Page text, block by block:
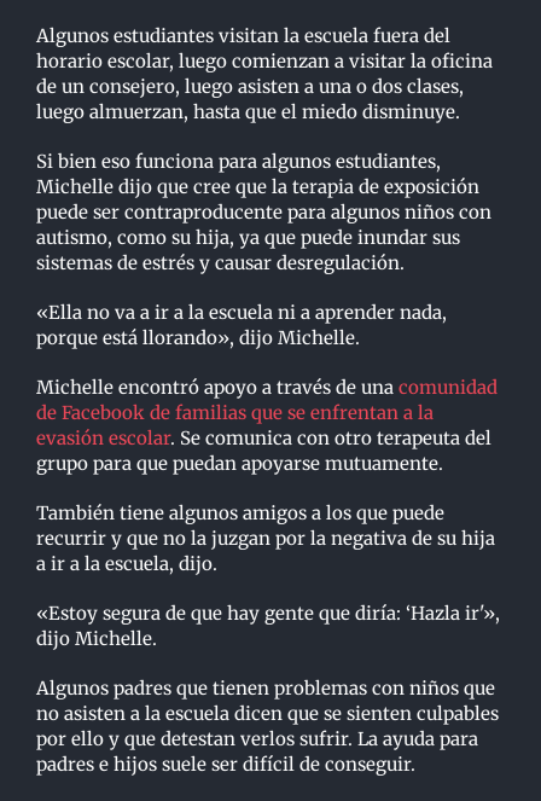
Algunos estudiantes visitan la escuela fuera del
horario escolar, luego comienzan a visitar la oficina
de un consejero, luego asisten a una o dos clases,
luego almuerzan, hasta que el miedo disminuye.
Si bien eso funciona para algunos estudiantes,
Michelle dijo que cree que la terapia de exposición
puede ser contraproducente para algunos niños con
autismo, como su hija, ya que puede inundar sus
sistemas de estrés y causar desregulación.
«Ella no va a ir a la escuela ni a aprender nada,
porque está llorando», dijo Michelle.
Michelle encontró apoyo a través de una comunidad
de Facebook de familias que se enfrentan a la
evasión escolar. Se comunica con otro terapeuta del
grupo para que puedan apoyarse mutuamente.
También tiene algunos amigos a los que puede
recurrir y que no la juzgan por la negativa de su hija
a ir a la escuela, dijo.
«Estoy segura de que hay gente que diría: ‘Hazla ir'»,
dijo Michelle.
Algunos padres que tienen problemas con niños que
no asisten a la escuela dicen que se sienten culpables
por ello y que detestan verlos sufrir. La ayuda para
padres e hijos suele ser difícil de conseguir.